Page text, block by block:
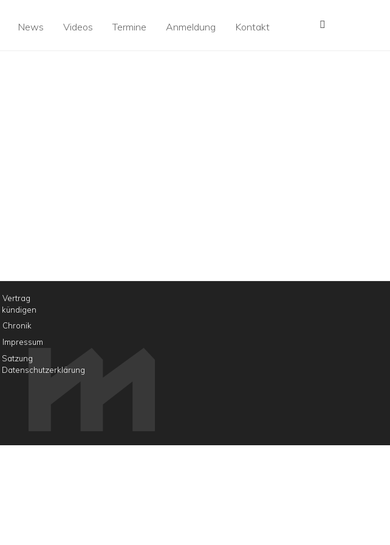
News Videos Termine Anmeldung Kontakt
Vertrag
kündigen
Chronik
Impressum
Satzung
Datenschutzerklärung